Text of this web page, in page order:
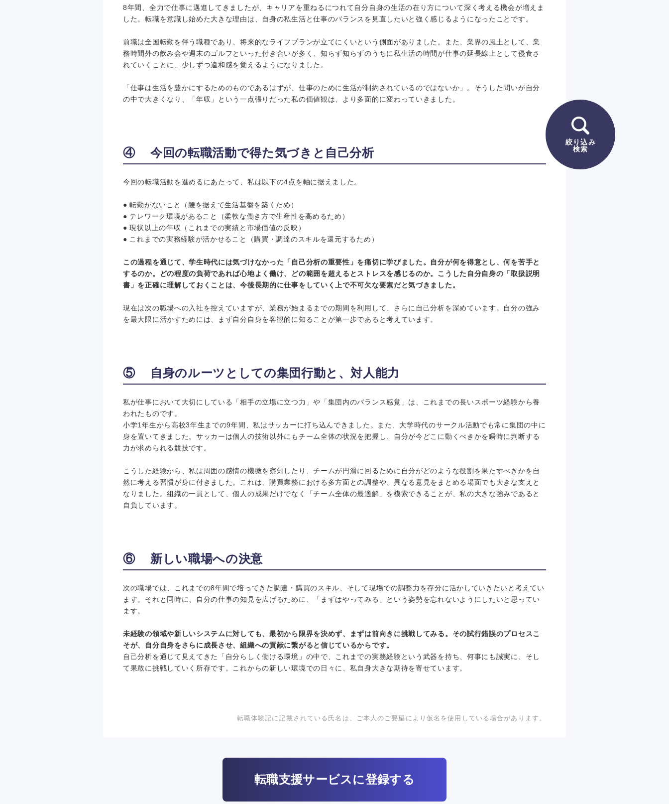
絞り込み
検索
8年間、全力で仕事に邁進してきましたが、キャリアを重ねるにつれて自分自身の生活の在り方について深く考える機会が増えま
した。転職を意識し始めた大きな理由は、自身の私生活と仕事のバランスを見直したいと強く感じるようになったことです。
前職は全国転勤を伴う職種であり、将来的なライフプランが立てにくいという側面がありました。また、業界の風土として、業
務時間外の飲み会や週末のゴルフといった付き合いが多く、知らず知らずのうちに私生活の時間が仕事の延長線上として侵食さ
れていくことに、少しずつ違和感を覚えるようになりました。
「仕事は生活を豊かにするためのものであるはずが、仕事のために生活が制約されているのではないか」。そうした問いが自分
の中で大きくなり、「年収」という一点張りだった私の価値観は、より多面的に変わっていきました。
④ 今回の転職活動で得た気づきと自己分析
今回の転職活動を進めるにあたって、私は以下の4点を軸に据えました。
● 転勤がないこと（腰を据えて生活基盤を築くため）
● テレワーク環境があること（柔軟な働き方で生産性を高めるため）
● 現状以上の年収（これまでの実績と市場価値の反映）
● これまでの実務経験が活かせること（購買・調達のスキルを還元するため）
この過程を通じて、学生時代には気づけなかった「自己分析の重要性」を痛切に学びました。自分が何を得意とし、何を苦手と
するのか。どの程度の負荷であれば心地よく働け、どの範囲を超えるとストレスを感じるのか。こうした自分自身の「取扱説明
書」を正確に理解しておくことは、今後長期的に仕事をしていく上で不可欠な要素だと気づきました。
現在は次の職場への入社を控えていますが、業務が始まるまでの期間を利用して、さらに自己分析を深めています。自分の強み
を最大限に活かすためには、まず自分自身を客観的に知ることが第一歩であると考えています。
⑤ 自身のルーツとしての集団行動と、対人能力
私が仕事において大切にしている「相手の立場に立つ力」や「集団内のバランス感覚」は、これまでの長いスポーツ経験から養
われたものです。
小学1年生から高校3年生までの9年間、私はサッカーに打ち込んできました。また、大学時代のサークル活動でも常に集団の中に
身を置いてきました。サッカーは個人の技術以外にもチーム全体の状況を把握し、自分が今どこに動くべきかを瞬時に判断する
力が求められる競技です。
こうした経験から、私は周囲の感情の機微を察知したり、チームが円滑に回るために自分がどのような役割を果たすべきかを自
然に考える習慣が身に付きました。これは、購買業務における多方面との調整や、異なる意見をまとめる場面でも大きな支えと
なりました。組織の一員として、個人の成果だけでなく「チーム全体の最適解」を模索できることが、私の大きな強みであると
自負しています。
⑥ 新しい職場への決意
次の職場では、これまでの8年間で培ってきた調達・購買のスキル、そして現場での調整力を存分に活かしていきたいと考えてい
ます。それと同時に、自分の仕事の知見を広げるために、「まずはやってみる」という姿勢を忘れないようにしたいと思ってい
ます。
未経験の領域や新しいシステムに対しても、最初から限界を決めず、まずは前向きに挑戦してみる。その試行錯誤のプロセスこ
そが、自分自身をさらに成長させ、組織への貢献に繋がると信じているからです。
自己分析を通じて見えてきた「自分らしく働ける環境」の中で、これまでの実務経験という武器を持ち、何事にも誠実に、そし
て果敢に挑戦していく所存です。これからの新しい環境での日々に、私自身大きな期待を寄せています。
転職体験記に記載されている氏名は、ご本人のご要望により仮名を使用している場合があります。
転職支援サービスに登録する